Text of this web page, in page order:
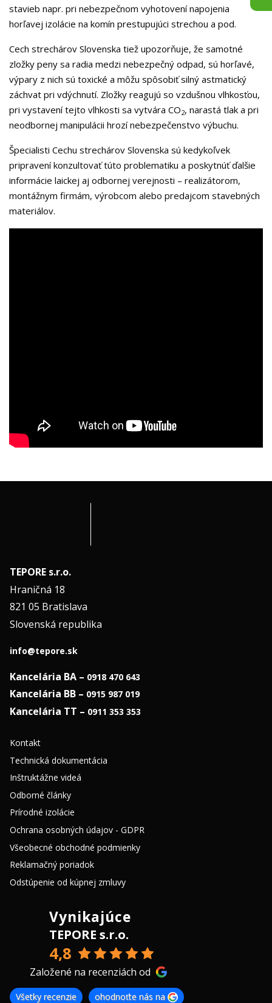
stavieb napr. pri nebezpečnom vyhotovení napojenia
horľavej izolácie na komín prestupujúci strechou a pod.
Cech strechárov Slovenska tiež upozorňuje, že samotné
zložky peny sa radia medzi nebezpečný odpad, sú horľavé,
výpary z nich sú toxické a môžu spôsobiť silný astmatický
záchvat pri vdýchnutí. Zložky reagujú so vzdušnou vlhkosťou,
pri vystavení tejto vlhkosti sa vytvára CO2, narastá tlak a pri
neodbornej manipulácii hrozí nebezpečenstvo výbuchu.
Špecialisti Cechu strechárov Slovenska sú kedykoľvek
pripravení konzultovať túto problematiku a poskytnúť ďalšie
informácie laickej aj odbornej verejnosti – realizátorom,
montážnym firmám, výrobcom alebo predajcom stavebných
materiálov.
TEPORE s.r.o.
Hraničná 18
821 05 Bratislava
Slovenská republika
info@tepore.sk
Kancelária BA – 0918 470 643
Kancelária BB – 0915 987 019
Kancelária TT – 0911 353 353
Kontakt
Technická dokumentácia
Inštruktážne videá
Odborné články
Prírodné izolácie
Ochrana osobných údajov - GDPR
Všeobecné obchodné podmienky
Reklamačný poriadok
Odstúpenie od kúpnej zmluvy
Vynikajúce
TEPORE s.r.o.
4,8
Založené na recenziách od
Všetky recenzie ohodnoťte nás na